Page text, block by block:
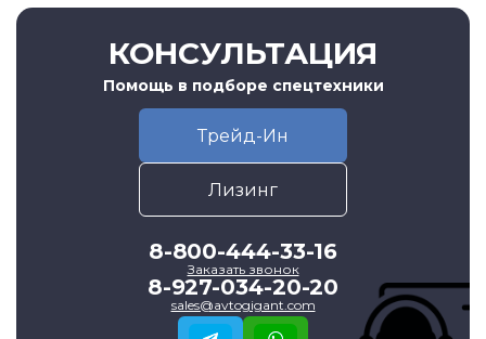
КОНСУЛЬТАЦИЯ
Помощь в подборе спецтехники
Трейд-Ин
Лизинг
8-800-444-33-16
Заказать звонок
8-927-034-20-20
sales@avtogigant.com